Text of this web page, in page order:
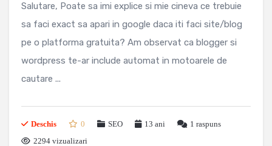
Salutare, Poate sa imi explice si mie cineva ce trebuie
sa faci exact sa apari in google daca iti faci site/blog
pe o platforma gratuita? Am observat ca blogger si
wordpress te-ar include automat in motoarele de
cautare ...
Deschis 0 SEO 13 ani 1 raspuns
2294 vizualizari